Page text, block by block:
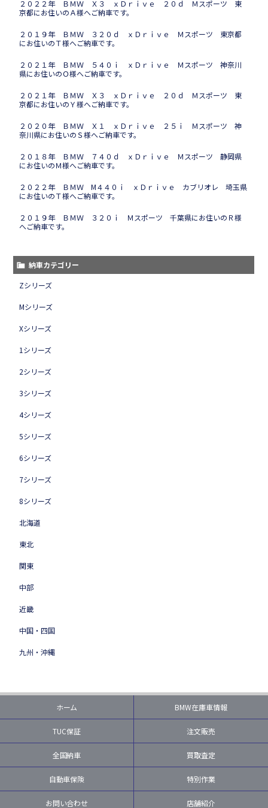
２０２２年 ＢＭＷ Ｘ３ ｘＤｒｉｖｅ ２０ｄ Ｍスポーツ 東
京都にお住いのＡ様へご納車です。
２０１９年 ＢＭＷ ３２０ｄ ｘＤｒｉｖｅ Ｍスポーツ 東京都
にお住いのＴ様へご納車です。
２０２１年 ＢＭＷ ５４０ｉ ｘＤｒｉｖｅ Ｍスポーツ 神奈川
県にお住いのＯ様へご納車です。
２０２１年 ＢＭＷ Ｘ３ ｘＤｒｉｖｅ ２０ｄ Ｍスポーツ 東
京都にお住いのＹ様へご納車です。
２０２０年 ＢＭＷ Ｘ１ ｘＤｒｉｖｅ ２５ｉ Ｍスポーツ 神
奈川県にお住いのＳ様へご納車です。
２０１８年 ＢＭＷ ７４０ｄ ｘＤｒｉｖｅ Ｍスポーツ 静岡県
にお住いのＭ様へご納車です。
２０２２年 ＢＭＷ M４４０ｉ ｘＤｒｉｖｅ カブリオレ 埼玉県
にお住いのＴ様へご納車です。
２０１９年 ＢＭＷ ３２０ｉ Ｍスポーツ 千葉県にお住いのＲ様
へご納車です。
納車カテゴリー
Zシリーズ
Mシリーズ
Xシリーズ
1シリーズ
2シリーズ
3シリーズ
4シリーズ
5シリーズ
6シリーズ
7シリーズ
8シリーズ
北海道
東北
関東
中部
近畿
中国・四国
九州・沖縄
ホーム BMW在庫車情報
TUC保証 注文販売
全国納車 買取査定
自動車保険 特別作業
お問い合わせ 店舗紹介